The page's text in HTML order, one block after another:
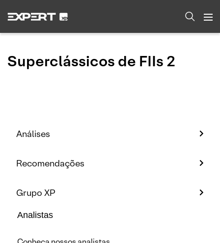
Superclássicos de FIIs 2
Análises
Recomendações
Grupo XP
Analistas